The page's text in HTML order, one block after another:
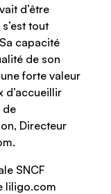
d’être
tout
capacité
de son
forte valeur
d’accueillir
de
Directeur
SNCF
liligo.com